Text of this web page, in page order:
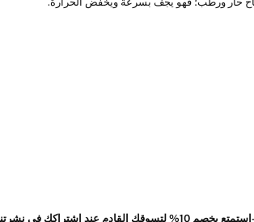
بخصم 10% لتسوقك القادم عند اشتراكك في نشرتنا الاخبارية